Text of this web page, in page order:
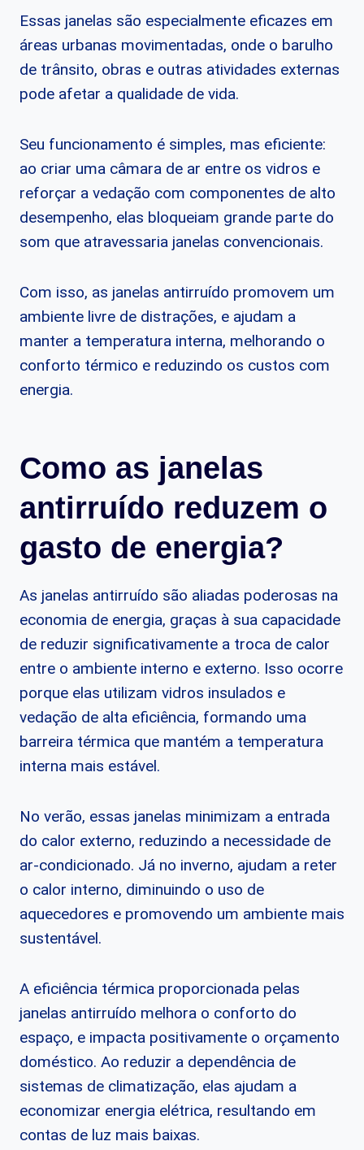
Essas janelas são especialmente eficazes em
áreas urbanas movimentadas, onde o barulho
de trânsito, obras e outras atividades externas
pode afetar a qualidade de vida.
Seu funcionamento é simples, mas eficiente:
ao criar uma câmara de ar entre os vidros e
reforçar a vedação com componentes de alto
desempenho, elas bloqueiam grande parte do
som que atravessaria janelas convencionais.
Com isso, as janelas antirruído promovem um
ambiente livre de distrações, e ajudam a
manter a temperatura interna, melhorando o
conforto térmico e reduzindo os custos com
energia.
Como as janelas
antirruído reduzem o
gasto de energia?
As janelas antirruído são aliadas poderosas na
economia de energia, graças à sua capacidade
de reduzir significativamente a troca de calor
entre o ambiente interno e externo. Isso ocorre
porque elas utilizam vidros insulados e
vedação de alta eficiência, formando uma
barreira térmica que mantém a temperatura
interna mais estável.
No verão, essas janelas minimizam a entrada
do calor externo, reduzindo a necessidade de
ar-condicionado. Já no inverno, ajudam a reter
o calor interno, diminuindo o uso de
aquecedores e promovendo um ambiente mais
sustentável.
A eficiência térmica proporcionada pelas
janelas antirruído melhora o conforto do
espaço, e impacta positivamente o orçamento
doméstico. Ao reduzir a dependência de
sistemas de climatização, elas ajudam a
economizar energia elétrica, resultando em
contas de luz mais baixas.